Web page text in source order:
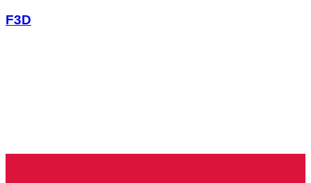
F3D